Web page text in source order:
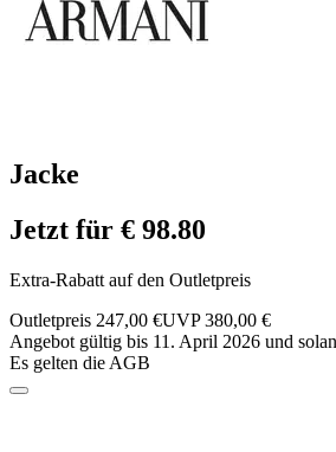
Jacke
Jetzt für € 98.80
Extra-Rabatt auf den Outletpreis
Outletpreis 247,00 €UVP 380,00 €
Angebot gültig bis 11. April 2026 und
Es gelten die AGB